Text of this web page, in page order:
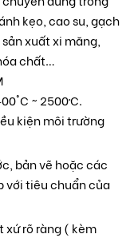
kẹo, cao su, gạch
xuất xi măng,
chất…
~ 2500ºC.
kiện môi trường
bản vẽ hoặc các
với tiêu chuẩn của
xứ rõ ràng ( kèm